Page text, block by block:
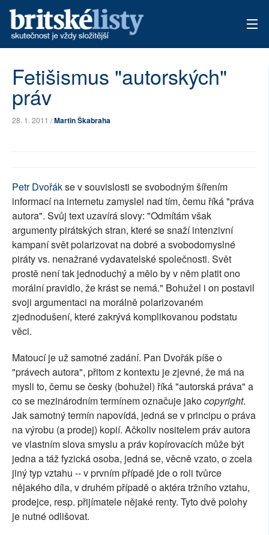
ARCHIV
TÉMATA
Fetišismus "autorských"
práv
28. 1. 2011 /Martin Škabraha
Petr Dvořákse v souvislosti se svobodným šířením
informací na internetu zamyslel nad tím, čemu říká "práva
autora". Svůj text uzavírá slovy: "Odmítám však
argumenty pirátských stran, které se snaží intenzivní
kampaní svět polarizovat na dobré a svobodomyslné
piráty vs. nenažrané vydavatelské společnosti. Svět
prostě není tak jednoduchý a mělo by v něm platit ono
morální pravidlo, že krást se nemá." Bohužel i on postavil
svoji argumentaci na morálně polarizovaném
zjednodušení, které zakrývá komplikovanou podstatu
věci.
Matoucí je už samotné zadání. Pan Dvořák píše o
"právech autora", přitom z kontextu je zjevné, že má na
mysli to, čemu se česky (bohužel) říká "autorská práva" a
co se mezinárodním termínem označuje jakocopyright.
Jak samotný termín napovídá, jedná se v principu o práva
na výrobu (a prodej) kopií. Ačkoliv nositelem práv autora
ve vlastním slova smyslu a práv kopírovacích může být
jedna a táž fyzická osoba, jedná se, věcně vzato, o zcela
jiný typ vztahu -- v prvním případě jde o roli tvůrce
nějakého díla, v druhém případě o aktéra tržního vztahu,
prodejce, resp. přijímatele nějaké renty. Tyto dvě polohy
je nutné odlišovat.